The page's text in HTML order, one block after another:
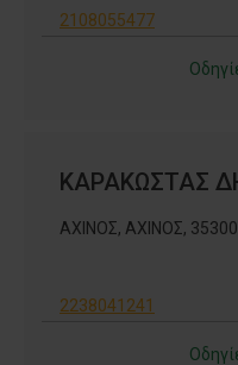
2108055477
ΚΑΡΑΚΩΣΤΑΣ
ΑΧΙΝΟΣ, ΑΧΙΝΟΣ, 35300
2238041241